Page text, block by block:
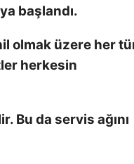
başlandı.
olmak üzere her
herkesin
Bu da servis ağını